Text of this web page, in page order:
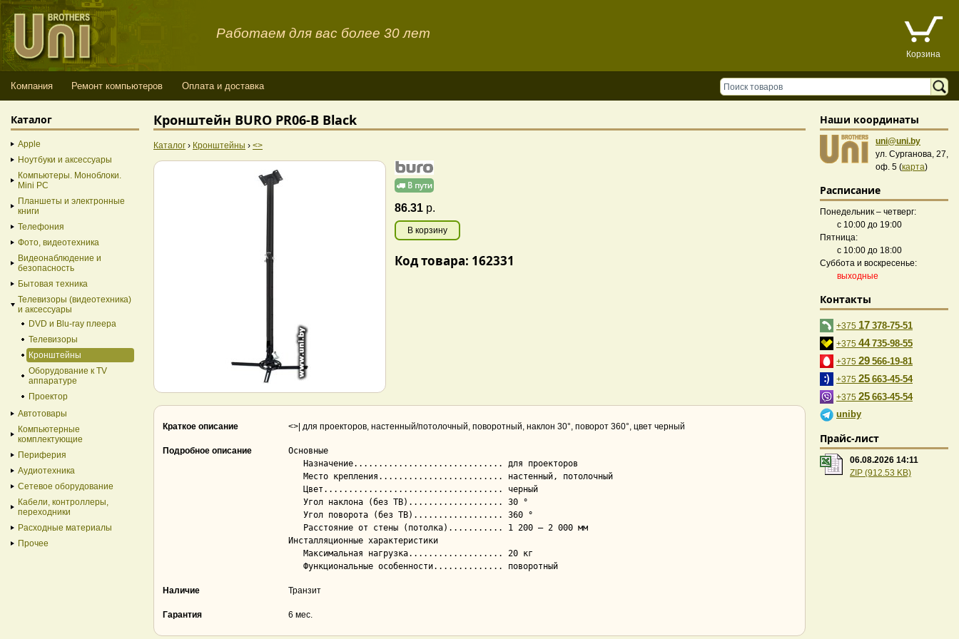
Работаем для вас более 30 лет
Корзина
Компания Ремонт компьютеров Оплата и доставка
Кронштейн BURO PR06-B Black
Каталог › Кронштейны › <>
86.31 р.
В корзину
Код товара: 162331
Краткое описание <>| для проекторов, настенный/потолочный, поворотный, наклон 30°, поворот 360°, цвет черный
Подробное описание
Основные
Инсталляционные характеристики
Наличие Транзит
Гарантия 6 мес.
Каталог
Apple
Ноутбуки и аксессуары
Компьютеры. Моноблоки.
Mini PC
Планшеты и электронные
книги
Телефония
Фото, видеотехника
Видеонаблюдение и
безопасность
Бытовая техника
Телевизоры (видеотехника)
и аксессуары
DVD и Blu-ray плеера
Телевизоры
Кронштейны
Оборудование к TV
аппаратуре
Проектор
Автотовары
Компьютерные
комплектующие
Периферия
Аудиотехника
Сетевое оборудование
Кабели, контроллеры,
переходники
Расходные материалы
Прочее
Наши координаты
uni@uni.by
ул. Сурганова, 27,
оф. 5 (карта)
Расписание
Понедельник – четверг:
с 10:00 до 19:00
Пятница:
с 10:00 до 18:00
Суббота и воскресенье:
выходные
Контакты
+375 17 378-75-51
+375 44 735-98-55
+375 29 566-19-81
+375 25 663-45-54
+375 25 663-45-54
uniby
Прайс-лист
06.08.2026 14:11
ZIP (912.53 KB)